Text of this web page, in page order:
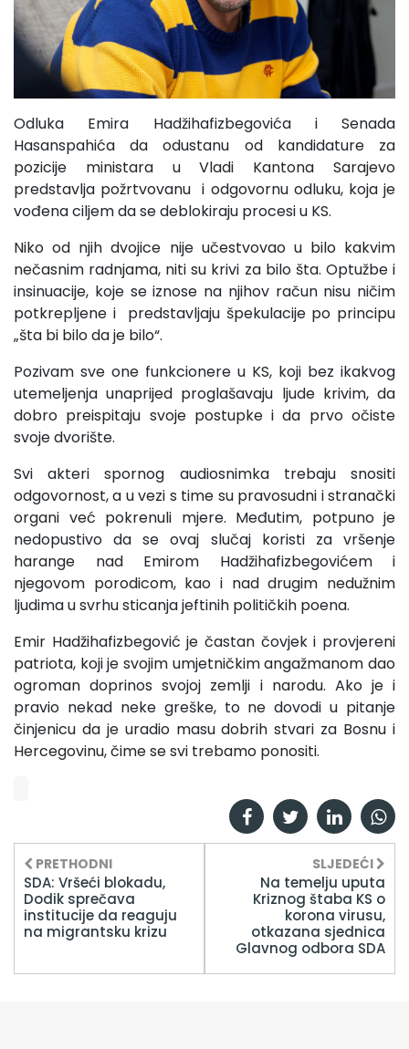
Odluka Emira Hadžihafizbegovića i Senada
Hasanspahića da odustanu od kandidature za
pozicije ministara u Vladi Kantona Sarajevo
predstavlja požrtvovanu i odgovornu odluku, koja je
vođena ciljem da se deblokiraju procesi u KS.
Niko od njih dvojice nije učestvovao u bilo kakvim
nečasnim radnjama, niti su krivi za bilo šta. Optužbe i
insinuacije, koje se iznose na njihov račun nisu ničim
potkrepljene i predstavljaju špekulacije po principu
„šta bi bilo da je bilo“.
Pozivam sve one funkcionere u KS, koji bez ikakvog
utemeljenja unaprijed proglašavaju ljude krivim, da
dobro preispitaju svoje postupke i da prvo očiste
svoje dvorište.
Svi akteri spornog audiosnimka trebaju snositi
odgovornost, a u vezi s time su pravosudni i stranački
organi već pokrenuli mjere. Međutim, potpuno je
nedopustivo da se ovaj slučaj koristi za vršenje
harange nad Emirom Hadžihafizbegovićem i
njegovom porodicom, kao i nad drugim nedužnim
ljudima u svrhu sticanja jeftinih političkih poena.
Emir Hadžihafizbegović je častan čovjek i provjereni
patriota, koji je svojim umjetničkim angažmanom dao
ogroman doprinos svojoj zemlji i narodu. Ako je i
pravio nekad neke greške, to ne dovodi u pitanje
činjenicu da je uradio masu dobrih stvari za Bosnu i
Hercegovinu, čime se svi trebamo ponositi.
PRETHODNI
SDA: Vršeći blokadu,
Dodik sprečava
institucije da reaguju
na migrantsku krizu
SLJEDEĆI
Na temelju uputa
Kriznog štaba KS o
korona virusu,
otkazana sjednica
Glavnog odbora SDA